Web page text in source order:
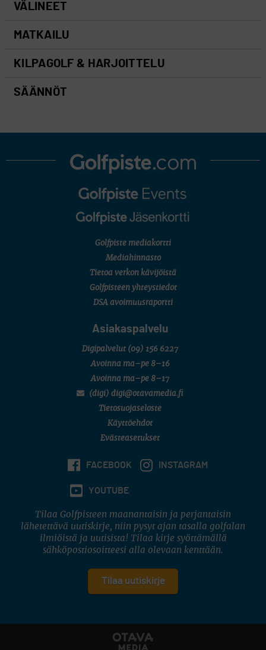
VÄLINEET
MATKAILU
KILPAGOLF & HARJOITTELU
SÄÄNNÖT
Golfpiste mediakortti
Mediahinnasto
Tietoa verkon kävijöistä
Golfpisteen yhteystiedot
DSA avoimuusraportti
Asiakaspalvelu
Digipalvelut (09) 156 6227
Avoinna ma–pe 8–16
Avoinna ma–pe 8–17
(digi) digi@otavamedia.fi
Tietosuojaseloste
Käyttöehdot
Evästeasetukset
FACEBOOK INSTAGRAM
YOUTUBE
Tilaa Golfpisteen maanantaisin ja perjantaisin
lähetettävä uutiskirje, niin pysyt ajan tasalla golfalan
ilmiöistä ja uutisista! Tilaa kirje syöttämällä
sähköpostiosoitteesi alla olevaan kenttään.
Tilaa uutiskirje